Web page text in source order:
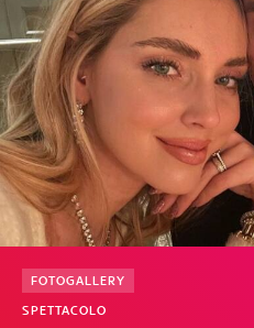
SPETTACOLO
FOTOGALLERY